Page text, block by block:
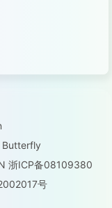
Butterfly
浙ICP备08109380
号